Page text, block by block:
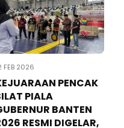
FEB 2026
PENCAK
PIALA
BANTEN
RESMI DIGELAR,